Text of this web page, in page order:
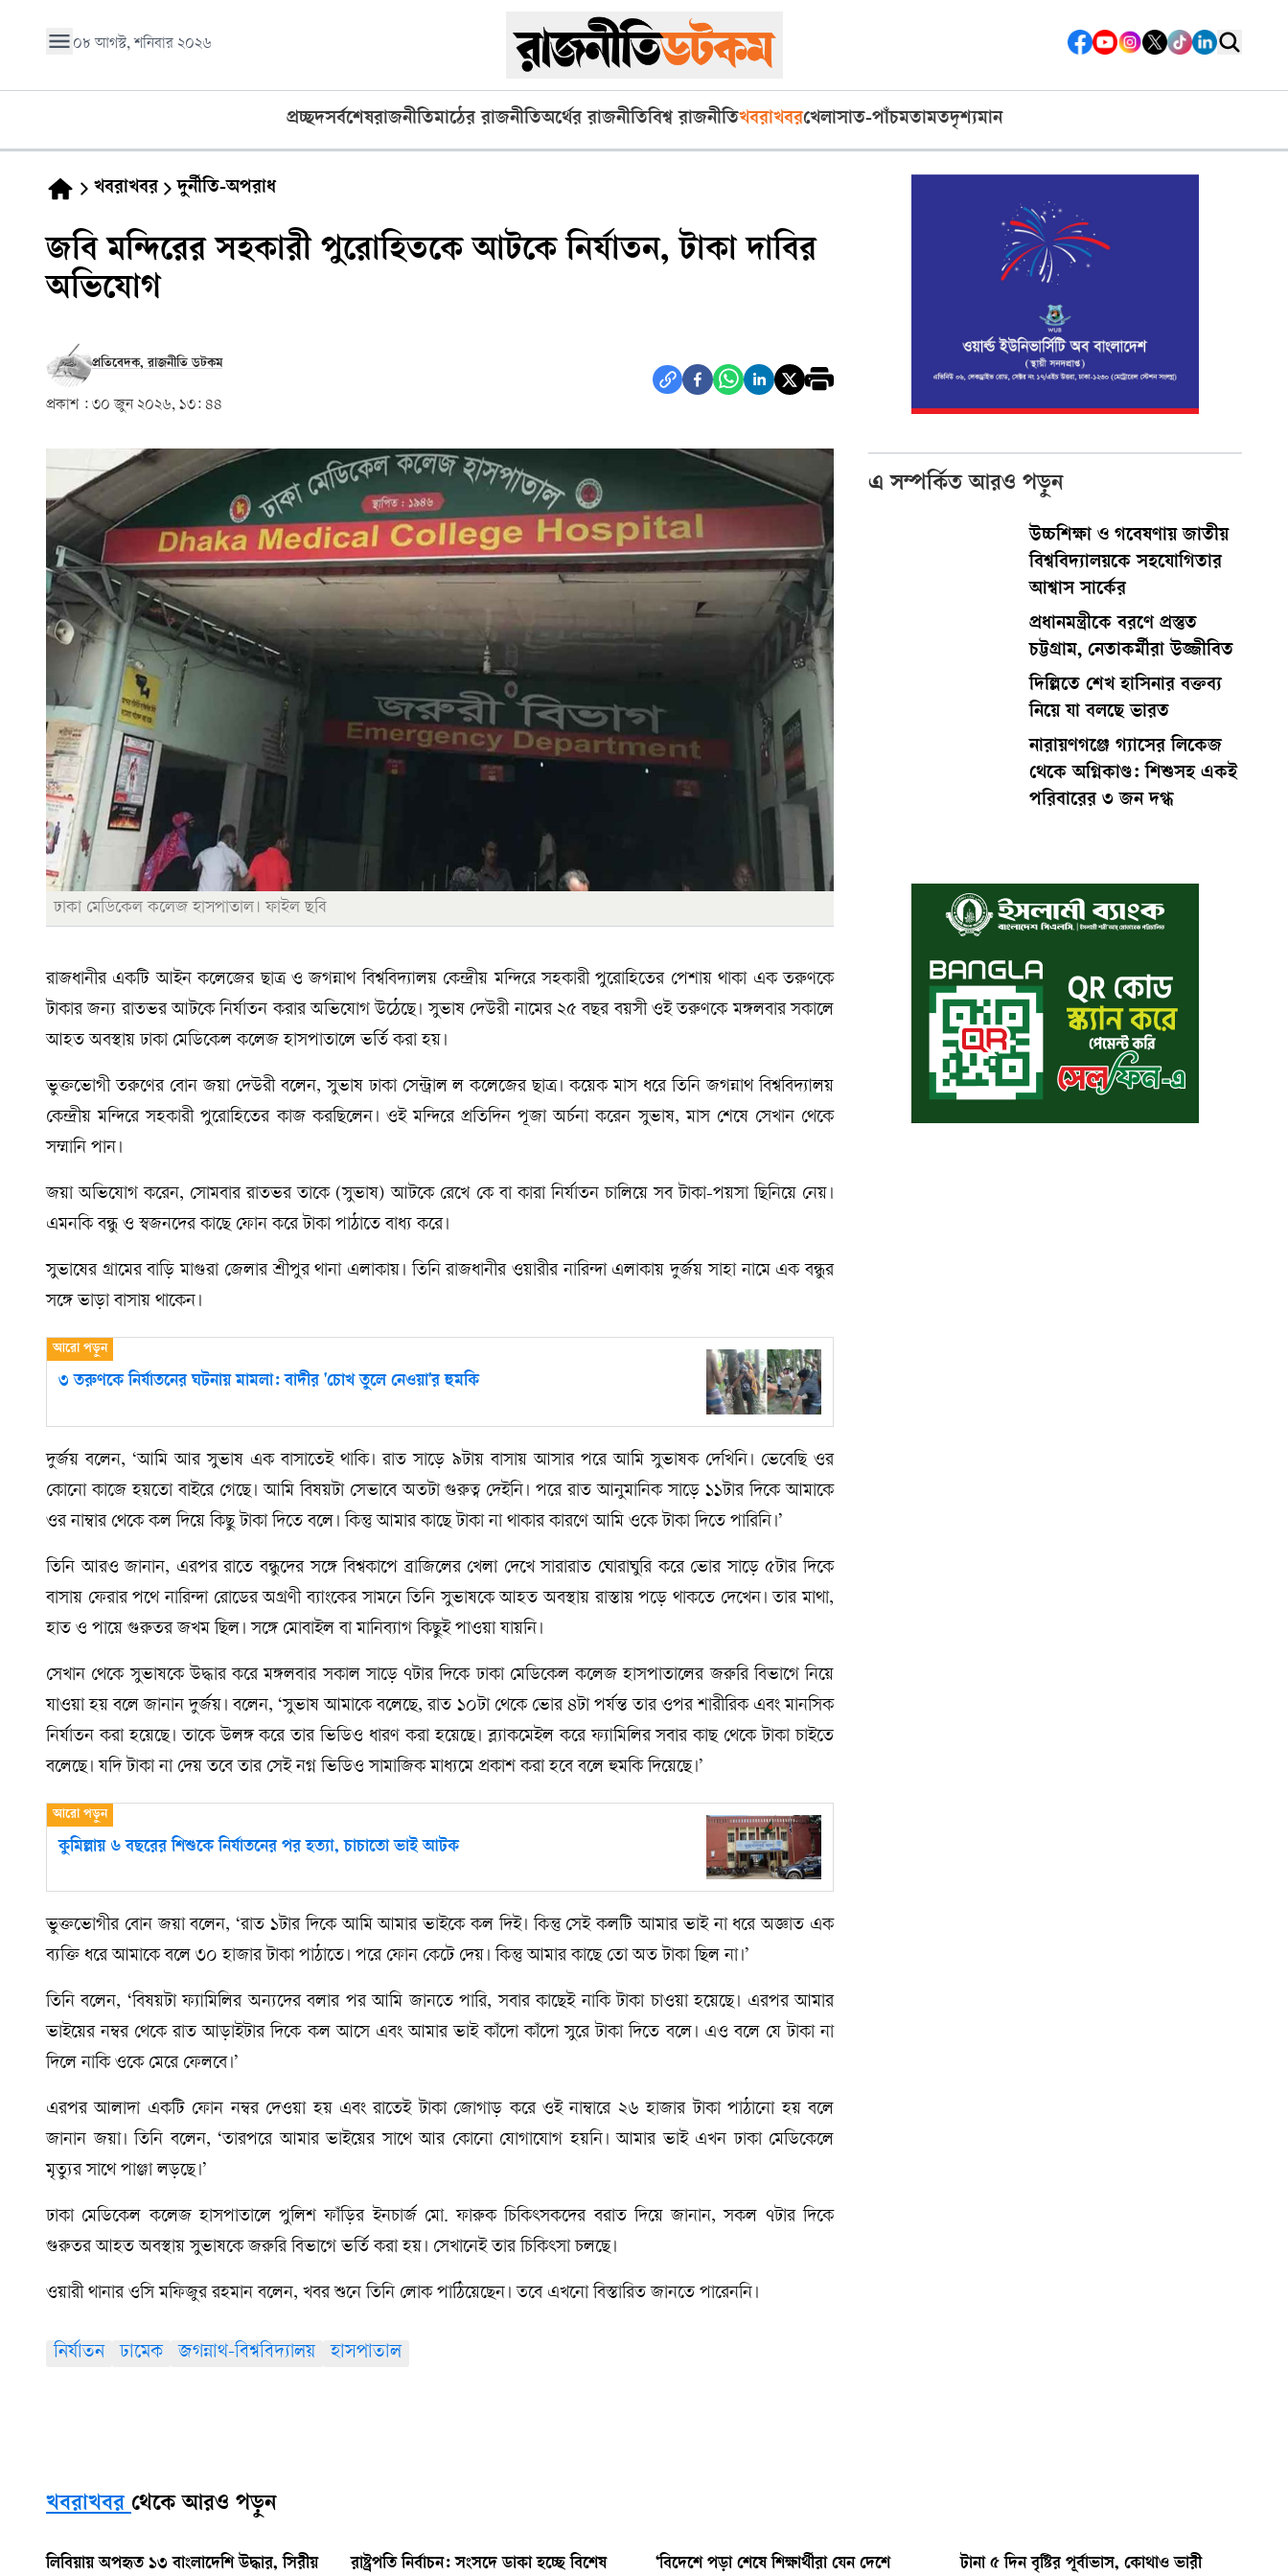
০৮ আগস্ট, শনিবার ২০২৬
প্রচ্ছদসর্বশেষরাজনীতিমাঠের রাজনীতিঅর্থের রাজনীতিবিশ্ব রাজনীতিখবরাখবরখেলাসাত-পাঁচমতামতদৃশ্যমান
খবরাখবর দুর্নীতি-অপরাধ
জবি মন্দিরের সহকারী পুরোহিতকে আটকে নির্যাতন, টাকা দাবির
অভিযোগ
প্রতিবেদক, রাজনীতি ডটকম
প্রকাশ : ৩০ জুন ২০২৬, ১৩: ৪৪
ঢাকা মেডিকেল কলেজ হাসপাতাল। ফাইল ছবি
রাজধানীর একটি আইন কলেজের ছাত্র ও জগন্নাথ বিশ্ববিদ্যালয় কেন্দ্রীয় মন্দিরে সহকারী পুরোহিতের পেশায় থাকা এক তরুণকে
টাকার জন্য রাতভর আটকে নির্যাতন করার অভিযোগ উঠেছে। সুভাষ দেউরী নামের ২৫ বছর বয়সী ওই তরুণকে মঙ্গলবার সকালে
আহত অবস্থায় ঢাকা মেডিকেল কলেজ হাসপাতালে ভর্তি করা হয়।
ভুক্তভোগী তরুণের বোন জয়া দেউরী বলেন, সুভাষ ঢাকা সেন্ট্রাল ল কলেজের ছাত্র। কয়েক মাস ধরে তিনি জগন্নাথ বিশ্ববিদ্যালয়
কেন্দ্রীয় মন্দিরে সহকারী পুরোহিতের কাজ করছিলেন। ওই মন্দিরে প্রতিদিন পূজা অর্চনা করেন সুভাষ, মাস শেষে সেখান থেকে
সম্মানি পান।
জয়া অভিযোগ করেন, সোমবার রাতভর তাকে (সুভাষ) আটকে রেখে কে বা কারা নির্যাতন চালিয়ে সব টাকা-পয়সা ছিনিয়ে নেয়।
এমনকি বন্ধু ও স্বজনদের কাছে ফোন করে টাকা পাঠাতে বাধ্য করে।
সুভাষের গ্রামের বাড়ি মাগুরা জেলার শ্রীপুর থানা এলাকায়। তিনি রাজধানীর ওয়ারীর নারিন্দা এলাকায় দুর্জয় সাহা নামে এক বন্ধুর
সঙ্গে ভাড়া বাসায় থাকেন।
৩ তরুণকে নির্যাতনের ঘটনায় মামলা: বাদীর 'চোখ তুলে নেওয়া'র হুমকি
দুর্জয় বলেন, ‘আমি আর সুভাষ এক বাসাতেই থাকি। রাত সাড়ে ৯টায় বাসায় আসার পরে আমি সুভাষক দেখিনি। ভেবেছি ওর
কোনো কাজে হয়তো বাইরে গেছে। আমি বিষয়টা সেভাবে অতটা গুরুত্ব দেইনি। পরে রাত আনুমানিক সাড়ে ১১টার দিকে আমাকে
ওর নাম্বার থেকে কল দিয়ে কিছু টাকা দিতে বলে। কিন্তু আমার কাছে টাকা না থাকার কারণে আমি ওকে টাকা দিতে পারিনি।’
তিনি আরও জানান, এরপর রাতে বন্ধুদের সঙ্গে বিশ্বকাপে ব্রাজিলের খেলা দেখে সারারাত ঘোরাঘুরি করে ভোর সাড়ে ৫টার দিকে
বাসায় ফেরার পথে নারিন্দা রোডের অগ্রণী ব্যাংকের সামনে তিনি সুভাষকে আহত অবস্থায় রাস্তায় পড়ে থাকতে দেখেন। তার মাথা,
হাত ও পায়ে গুরুতর জখম ছিল। সঙ্গে মোবাইল বা মানিব্যাগ কিছুই পাওয়া যায়নি।
সেখান থেকে সুভাষকে উদ্ধার করে মঙ্গলবার সকাল সাড়ে ৭টার দিকে ঢাকা মেডিকেল কলেজ হাসপাতালের জরুরি বিভাগে নিয়ে
যাওয়া হয় বলে জানান দুর্জয়। বলেন, ‘সুভাষ আমাকে বলেছে, রাত ১০টা থেকে ভোর ৪টা পর্যন্ত তার ওপর শারীরিক এবং মানসিক
নির্যাতন করা হয়েছে। তাকে উলঙ্গ করে তার ভিডিও ধারণ করা হয়েছে। ব্ল্যাকমে‌ইল করে ফ্যামিলির সবার কাছ থেকে টাকা চাইতে
বলেছে। যদি টাকা না দেয় তবে তার সেই নগ্ন ভিডিও সামাজিক মাধ্যমে প্রকাশ করা হবে বলে হুমকি দিয়েছে।’
কুমিল্লায় ৬ বছরের শিশুকে নির্যাতনের পর হত্যা, চাচাতো ভাই আটক
ভুক্তভোগীর বোন জয়া বলেন, ‘রাত ১টার দিকে আমি আমার ভাইকে কল দিই। কিন্তু সেই কলটি আমার ভাই না ধরে অজ্ঞাত এক
ব্যক্তি ধরে আমাকে বলে ৩০ হাজার টাকা পাঠাতে। পরে ফোন কেটে দেয়। কিন্তু আমার কাছে তো অত টাকা ছিল না।’
তিনি বলেন, ‘বিষয়টা ফ্যামিলির অন্যদের বলার পর আমি জানতে পারি, সবার কাছেই নাকি টাকা চাওয়া হয়েছে। এরপর আমার
ভাইয়ের নম্বর থেকে রাত আড়াইটার দিকে কল আসে এবং আমার ভাই কাঁদো কাঁদো সুরে টাকা দিতে বলে। এও বলে যে টাকা না
দিলে নাকি ওকে মেরে ফেলবে।’
এরপর আলাদা একটি ফোন নম্বর দেওয়া হয় এবং রাতেই টাকা জোগাড় করে ওই নাম্বারে ২৬ হাজার টাকা পাঠানো হয় বলে
জানান জয়া। তিনি বলেন, ‘তারপরে আমার ভাইয়ের সাথে আর কোনো যোগাযোগ হয়নি। আমার ভাই এখন ঢাকা মেডিকেলে
মৃত্যুর সাথে পাঞ্জা লড়ছে।’
ঢাকা মেডিকেল কলেজ হাসপাতালে পুলিশ ফাঁড়ির ইনচার্জ মো. ফারুক চিকিৎসকদের বরাত দিয়ে জানান, সকল ৭টার দিকে
গুরুতর আহত অবস্থায় সুভাষকে জরুরি বিভাগে ভর্তি করা হয়। সেখানেই তার চিকিৎসা চলছে।
ওয়ারী থানার ওসি মফিজুর রহমান বলেন, খবর শুনে তিনি লোক পাঠিয়েছেন। তবে এখনো বিস্তারিত জানতে পারেননি।
নির্যাতন ঢামেক জগন্নাথ-বিশ্ববিদ্যালয় হাসপাতাল
এ সম্পর্কিত আরও পড়ুন
উচ্চশিক্ষা ও গবেষণায় জাতীয়
বিশ্ববিদ্যালয়কে সহযোগিতার
আশ্বাস সার্কের
প্রধানমন্ত্রীকে বরণে প্রস্তুত
চট্টগ্রাম, নেতাকর্মীরা উজ্জীবিত
দিল্লিতে শেখ হাসিনার বক্তব্য
নিয়ে যা বলছে ভারত
নারায়ণগঞ্জে গ্যাসের লিকেজ
থেকে অগ্নিকাণ্ড: শিশুসহ একই
পরিবারের ৩ জন দগ্ধ
খবরাখবর থেকে আরও পড়ুন
লিবিয়ায় অপহৃত ১৩ বাংলাদেশি উদ্ধার, সিরীয় রাষ্ট্রপতি নির্বাচন: সংসদে ডাকা হচ্ছে বিশেষ ‘বিদেশে পড়া শেষে শিক্ষার্থীরা যেন দেশে টানা ৫ দিন বৃষ্টির পূর্বাভাস, কোথাও ভারী